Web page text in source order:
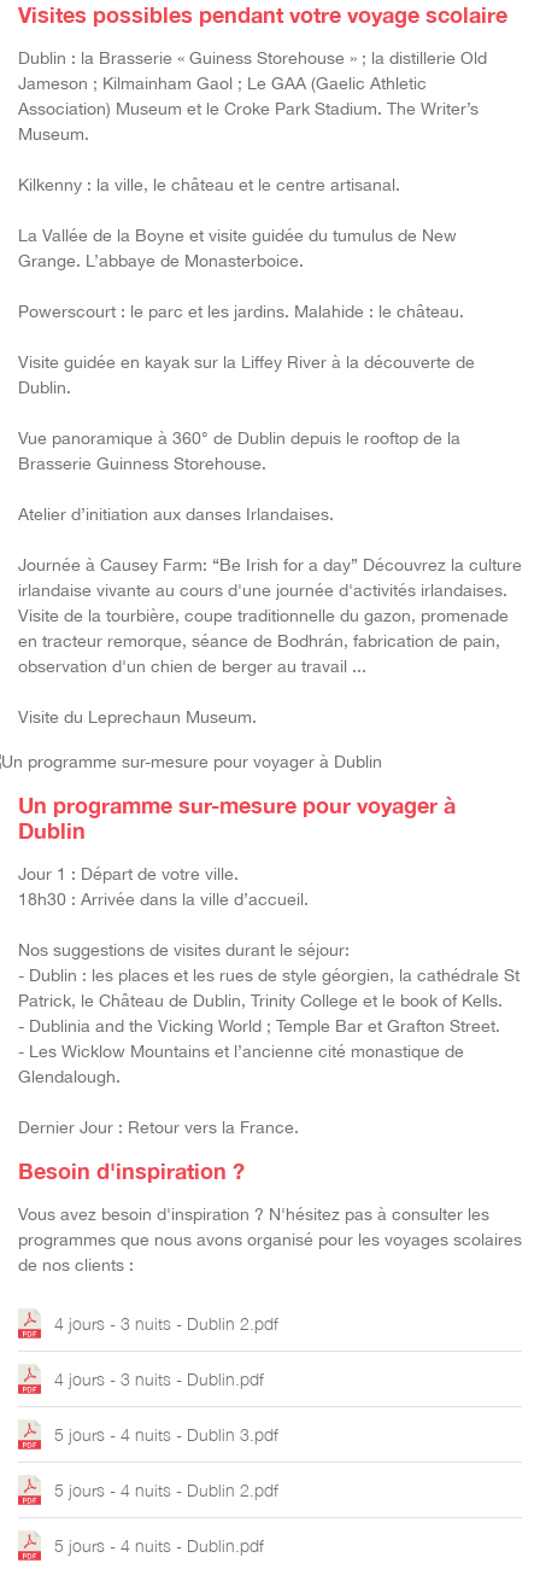
Visites possibles pendant votre voyage scolaire
Dublin : la Brasserie « Guiness Storehouse » ; la distillerie Old
Jameson ; Kilmainham Gaol ; Le GAA (Gaelic Athletic
Association) Museum et le Croke Park Stadium. The Writer’s
Museum.
Kilkenny : la ville, le château et le centre artisanal.
La Vallée de la Boyne et visite guidée du tumulus de New
Grange. L’abbaye de Monasterboice.
Powerscourt : le parc et les jardins. Malahide : le château.
Visite guidée en kayak sur la Liffey River à la découverte de
Dublin.
Vue panoramique à 360° de Dublin depuis le rooftop de la
Brasserie Guinness Storehouse.
Atelier d’initiation aux danses Irlandaises.
Journée à Causey Farm: “Be Irish for a day” Découvrez la culture
irlandaise vivante au cours d'une journée d'activités irlandaises.
Visite de la tourbière, coupe traditionnelle du gazon, promenade
en tracteur remorque, séance de Bodhrán, fabrication de pain,
observation d'un chien de berger au travail ...
Visite du Leprechaun Museum.
Un programme sur-mesure pour voyager à
Dublin
Jour 1 : Départ de votre ville.
18h30 : Arrivée dans la ville d’accueil.
Nos suggestions de visites durant le séjour:
- Dublin : les places et les rues de style géorgien, la cathédrale St
Patrick, le Château de Dublin, Trinity College et le book of Kells.
- Dublinia and the Vicking World ; Temple Bar et Grafton Street.
- Les Wicklow Mountains et l’ancienne cité monastique de
Glendalough.
Dernier Jour : Retour vers la France.
Besoin d'inspiration ?
Vous avez besoin d'inspiration ? N'hésitez pas à consulter les
programmes que nous avons organisé pour les voyages scolaires
de nos clients :
4 jours - 3 nuits - Dublin 2.pdf
4 jours - 3 nuits - Dublin.pdf
5 jours - 4 nuits - Dublin 3.pdf
5 jours - 4 nuits - Dublin 2.pdf
5 jours - 4 nuits - Dublin.pdf